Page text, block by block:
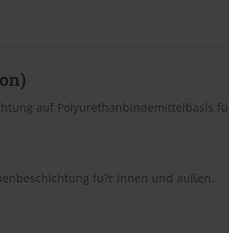
auf Polyurethanbindemittelbasis
fu?r innen und außen.